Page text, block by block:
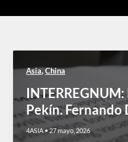
Asia,China
Pekín. Fernando
4ASIA •27 mayo, 2026